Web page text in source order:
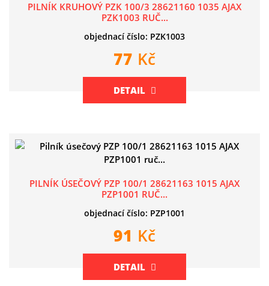
PILNÍK KRUHOVÝ PZK 100/3 28621160 1035 AJAX
PZK1003 RUČ...
objednací číslo: PZK1003
77 Kč
DETAIL
PILNÍK ÚSEČOVÝ PZP 100/1 28621163 1015 AJAX
PZP1001 RUČ...
objednací číslo: PZP1001
91 Kč
DETAIL